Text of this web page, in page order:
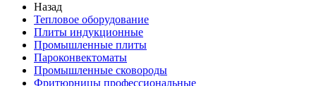
Назад
Тепловое оборудование
Плиты индукционные
Промышленные плиты
Пароконвектоматы
Промышленные сковороды
Фритюрницы профессиональные